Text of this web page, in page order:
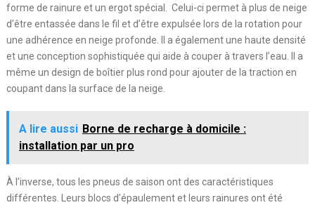
forme de rainure et un ergot spécial. Celui-ci permet à plus de neige
d’être entassée dans le fil et d’être expulsée lors de la rotation pour
une adhérence en neige profonde. Il a également une haute densité
et une conception sophistiquée qui aide à couper à travers l’eau. Il a
même un design de boîtier plus rond pour ajouter de la traction en
coupant dans la surface de la neige.
A lire aussi Borne de recharge à domicile :
installation par un pro
À l’inverse, tous les pneus de saison ont des caractéristiques
différentes. Leurs blocs d’épaulement et leurs rainures ont été